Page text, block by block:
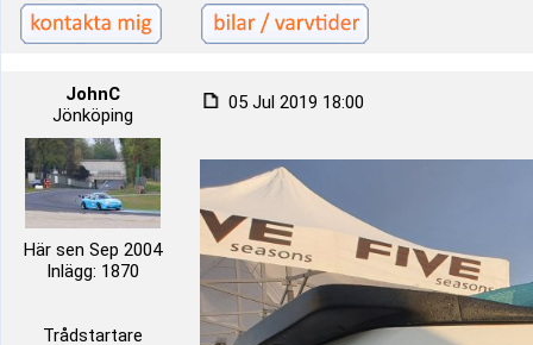
JohnC
Jönköping
Här sen Sep 2004
Inlägg: 1870
Trådstartare
05 Jul 2019 18:00